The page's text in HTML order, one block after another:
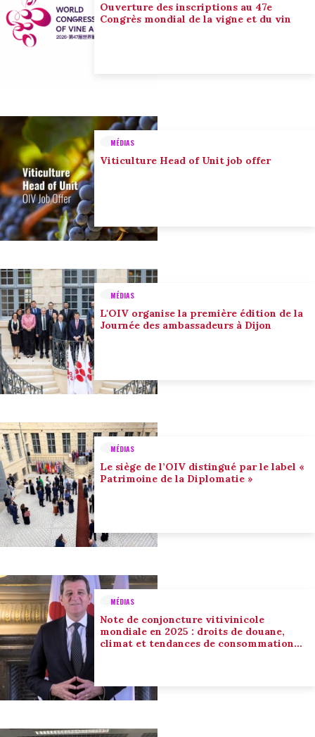
Ouverture des inscriptions au 47e
Congrès mondial de la vigne et du vin
MÉDIAS
Viticulture Head of Unit job offer
MÉDIAS
L'OIV organise la première édition de la
Journée des ambassadeurs à Dijon
MÉDIAS
Le siège de l’OIV distingué par le label «
Patrimoine de la Diplomatie »
MÉDIAS
Note de conjoncture vitivinicole
mondiale en 2025 : droits de douane,
climat et tendances de consommation